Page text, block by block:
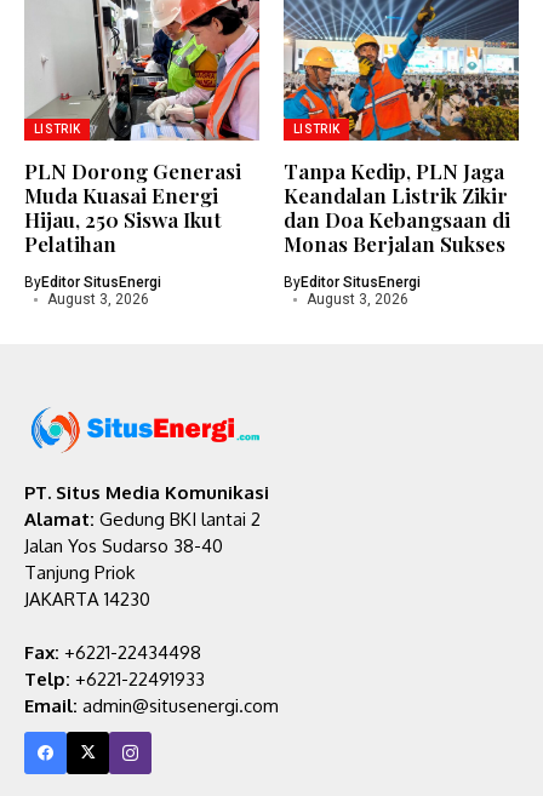
LISTRIK
PLN Dorong Generasi
Muda Kuasai Energi
Hijau, 250 Siswa Ikut
Pelatihan
ByEditor SitusEnergi
August 3, 2026
LISTRIK
Tanpa Kedip, PLN Jaga
Keandalan Listrik Zikir
dan Doa Kebangsaan di
Monas Berjalan Sukses
ByEditor SitusEnergi
August 3, 2026
PT. Situs Media Komunikasi
Alamat: Gedung BKI lantai 2
Jalan Yos Sudarso 38-40
Tanjung Priok
JAKARTA 14230
Fax: +6221-22434498
Telp: +6221-22491933
Email: admin@situsenergi.com